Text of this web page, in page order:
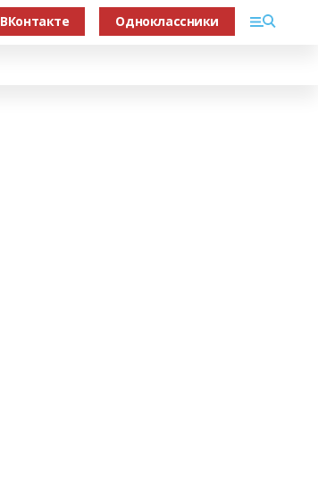
ВКонтакте Одноклассники